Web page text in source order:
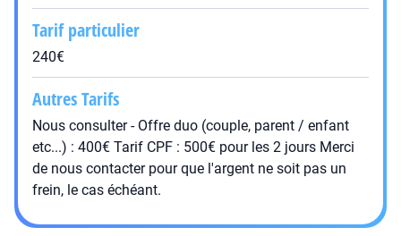
Tarif particulier
240€
Autres Tarifs
Nous consulter - Offre duo (couple, parent / enfant
etc...) : 400€ Tarif CPF : 500€ pour les 2 jours Merci
de nous contacter pour que l'argent ne soit pas un
frein, le cas échéant.